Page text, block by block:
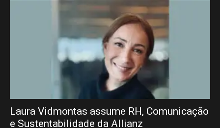
Laura Vidmontas assume RH, Comunicação
e Sustentabilidade da Allianz